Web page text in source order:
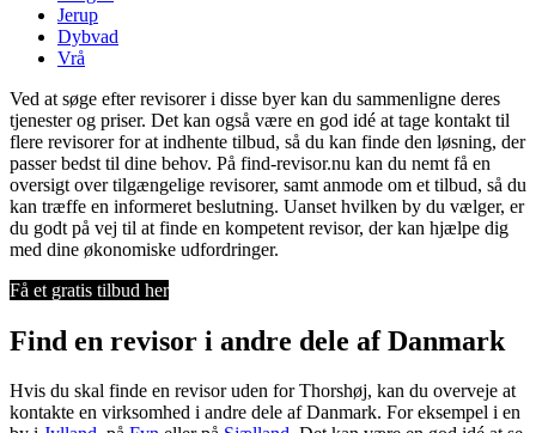
Jerup
Dybvad
Vrå
Ved at søge efter revisorer i disse byer kan du sammenligne deres
tjenester og priser. Det kan også være en god idé at tage kontakt til
flere revisorer for at indhente tilbud, så du kan finde den løsning, der
passer bedst til dine behov. På find-revisor.nu kan du nemt få en
oversigt over tilgængelige revisorer, samt anmode om et tilbud, så du
kan træffe en informeret beslutning. Uanset hvilken by du vælger, er
du godt på vej til at finde en kompetent revisor, der kan hjælpe dig
med dine økonomiske udfordringer.
Få et gratis tilbud her
Find en revisor i andre dele af Danmark
Hvis du skal finde en revisor uden for Thorshøj, kan du overveje at
kontakte en virksomhed i andre dele af Danmark. For eksempel i en